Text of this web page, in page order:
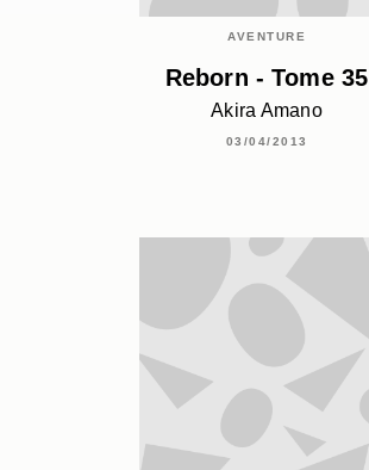
AVENTURE
Reborn - Tome 35
Akira Amano
03/04/2013